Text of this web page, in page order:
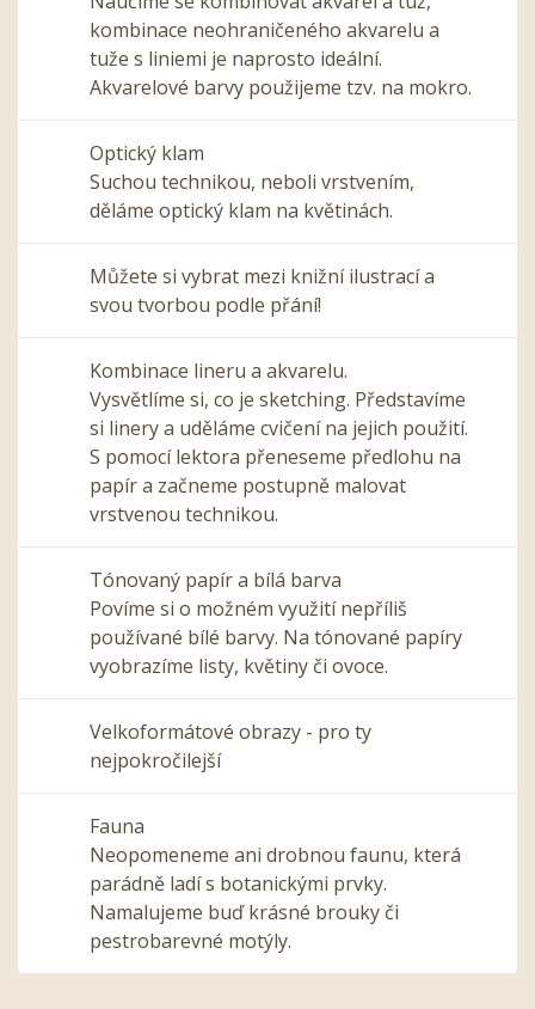
kombinace neohraničeného akvarelu a
tuže s liniemi je naprosto ideální.
Akvarelové barvy použijeme tzv. na mokro.
Optický klam
Suchou technikou, neboli vrstvením,
děláme optický klam na květinách.
Můžete si vybrat mezi knižní ilustrací a
svou tvorbou podle přání!
Kombinace lineru a akvarelu.
Vysvětlíme si, co je sketching. Představíme
si linery a uděláme cvičení na jejich použití.
S pomocí lektora přeneseme předlohu na
papír a začneme postupně malovat
vrstvenou technikou.
Tónovaný papír a bílá barva
Povíme si o možném využití nepříliš
používané bílé barvy. Na tónované papíry
vyobrazíme listy, květiny či ovoce.
Velkoformátové obrazy - pro ty
nejpokročilejší
Fauna
Neopomeneme ani drobnou faunu, která
parádně ladí s botanickými prvky.
Namalujeme buď krásné brouky či
pestrobarevné motýly.